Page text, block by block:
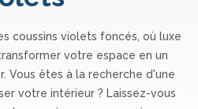
coussins violets foncés, où luxe
votre espace en un
Vous êtes à la recherche d'une
votre intérieur ? Laissez-vous